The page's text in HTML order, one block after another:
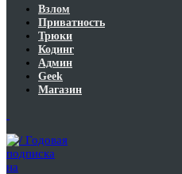
Взлом
Приватность
Трюки
Кодинг
Админ
Geek
Магазин
Годовая
подписка
на